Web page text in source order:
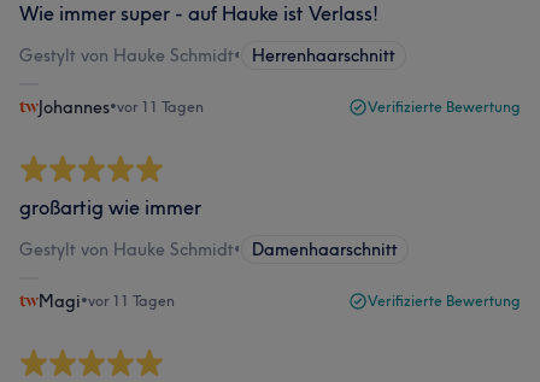
Wie immer super - auf Hauke ist Verlass!
Gestylt von Hauke Schmidt• Herrenhaarschnitt
Johannes•vor 11 Tagen Verifizierte Bewertung
großartig wie immer
Gestylt von Hauke Schmidt• Damenhaarschnitt
Magi•vor 11 Tagen Verifizierte Bewertung